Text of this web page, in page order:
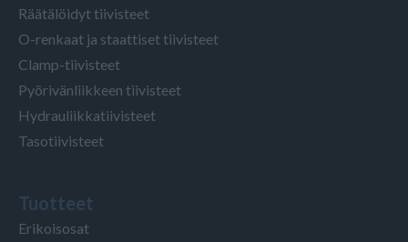
Räätälöidyt tiivisteet
O-renkaat ja staattiset tiivisteet
Clamp-tiivisteet
Pyörivänliikkeen tiivisteet
Hydrauliikkatiivisteet
Tasotiivisteet
Tuotteet
Erikoisosat